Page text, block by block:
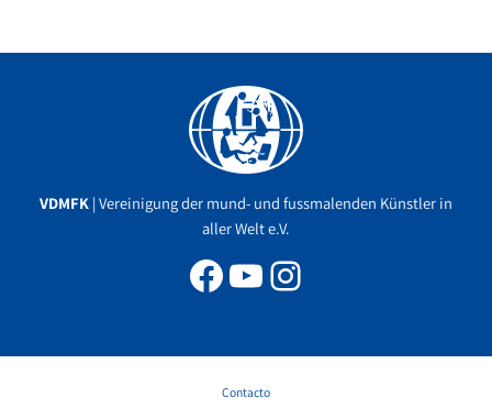
VDMFK | Vereinigung der mund- und fussmalenden Künstler in
aller Welt e.V.
Facebook
YouTube
Instagram
Contacto